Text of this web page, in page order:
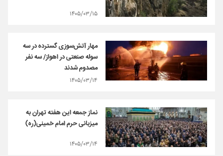
۱۴۰۵/۰۳/۱۵
مهار آتش‌سوزی گسترده در سه
سوله صنعتی در اهواز/ سه نفر
مصدوم شدند
۱۴۰۵/۰۳/۱۴
نماز جمعه این هفته تهران به
میزبانی حرم امام خمینی(ره)
۱۴۰۵/۰۳/۱۴